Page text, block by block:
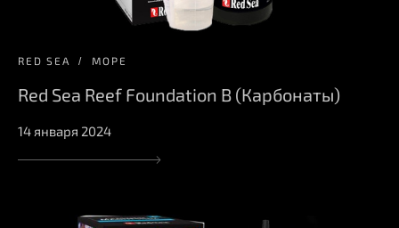
RED SEA МОРЕ
Red Sea Reef Foundation B (Карбонаты)
14 января 2024